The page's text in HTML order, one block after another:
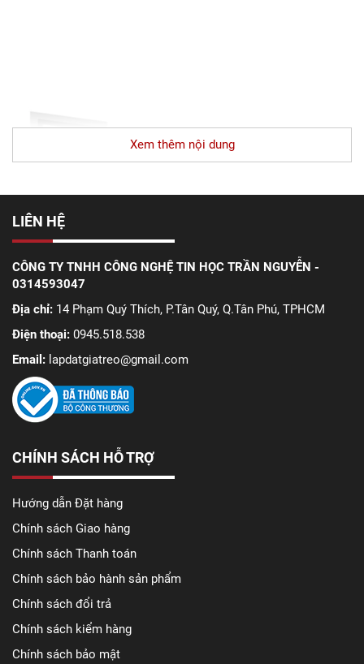
Khung treo tivi treo tường tăng thẩm mỹ cho căn phòng
Khung treo tivi
không bị xê dịch và quan trọng hơn là nó giúp tiết kiệm rất
nhiều không gian, ngoài ra thiết bị này·cũng góp phần tăng
thêm tính thẫm mỹ cho toàn bộ không gian lắp đặt.
Hãy cùng tìm hiểu chi tiết về
những loại nào phổ biến trên thị trường cũng như cách lắp
đặt sử dụng ra sao ngay dưới đây.
Giá treo tivi là gì?
Trước tiên, chúng ta sẽ cùng đi vào tìm hiểu về khái niệm,
để hiểu nó là gì trước đã.
Xem thêm nội dung
LIÊN HỆ
CÔNG TY TNHH CÔNG NGHỆ TIN HỌC TRẦN NGUYỄN -
0314593047
Địa chỉ: 14 Phạm Quý Thích, P.Tân Quý, Q.Tân Phú, TPHCM
Điện thoại: 0945.518.538
Email: lapdatgiatreo@gmail.com
CHÍNH SÁCH HỖ TRỢ
Hướng dẫn Đặt hàng
Chính sách Giao hàng
Chính sách Thanh toán
Chính sách bảo hành sản phẩm
Chính sách đổi trả
Chính sách kiểm hàng
Chính sách bảo mật